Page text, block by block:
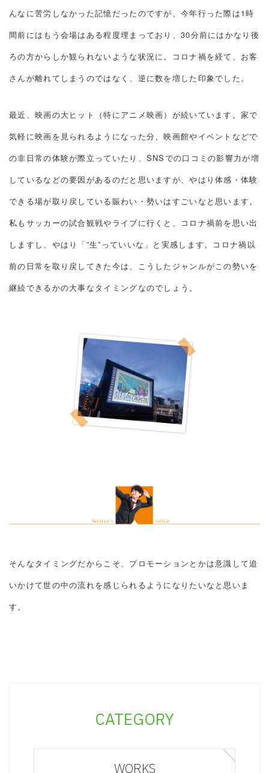
んなに苦労しなかった記憶だったのですが、今年行った際は1時
間前にはもう会場はある程度埋まっており、30分前にはかなり後
ろの方からしか観られないような状況に。コロナ禍を経て、お客
さんが離れてしまうのではなく、逆に数を増した印象でした。
最近、映画の大ヒット（特にアニメ映画）が続いています。家で
気軽に映画を見られるようになった分、映画館やイベントなどで
の非日常の体験が際立っていたり、SNSでの口コミの影響力が増
しているなどの要因があるのだと思いますが、やはり体感・体験
できる場が取り戻している賑わい・勢いはすごいなと思います。
私もサッカーの試合観戦やライブに行くと、コロナ禍前を思い出
しますし、やはり「”生”っていいな」と実感します。コロナ禍以
前の日常を取り戻してきた今は、こうしたジャンルがこの勢いを
継続できるかの大事なタイミングなのでしょう。
そんなタイミングだからこそ、プロモーションとかは意識して追
いかけて世の中の流れを感じられるようになりたいなと思いま
す。
CATEGORY
WORKS